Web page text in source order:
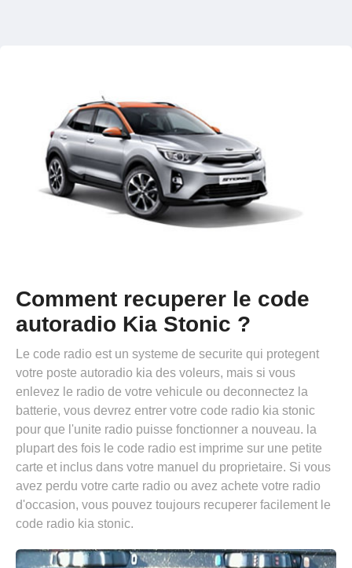
Comment recuperer le code
autoradio Kia Stonic ?
Le code radio est un systeme de securite qui protegent
votre poste autoradio kia des voleurs, mais si vous
enlevez le radio de votre vehicule ou deconnectez la
batterie, vous devrez entrer votre code radio kia stonic
pour que l'unite radio puisse fonctionner a nouveau. la
plupart des fois le code radio est imprime sur une petite
carte et inclus dans votre manuel du proprietaire. Si vous
avez perdu votre carte radio ou avez achete votre radio
d'occasion, vous pouvez toujours recuperer facilement le
code radio kia stonic.